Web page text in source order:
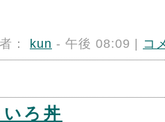
： kun - 午後 08:09 | コ
ろ丼